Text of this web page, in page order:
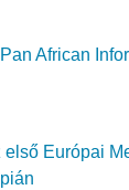
African
első Európai